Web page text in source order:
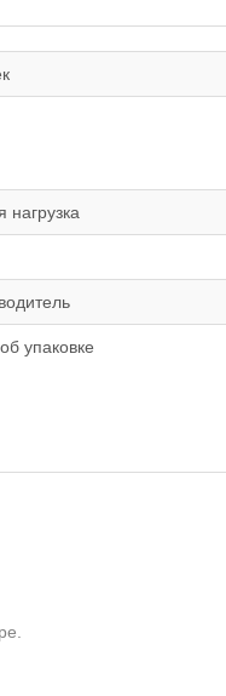
нагрузка
упаковке